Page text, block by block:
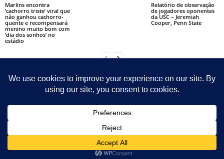
Marlins encontra
‘cachorro triste’ viral que
não ganhou cachorro-
quente e recompensará
menino muito bom com
‘dia dos sonhos’ no
estádio
Relatório de observação
de jogadores oponentes
da USC – Jeremiah
Cooper, Penn State
Contact Sitemap
Sobre Nosotras
© Newsmag WordPress Theme by TagDiv